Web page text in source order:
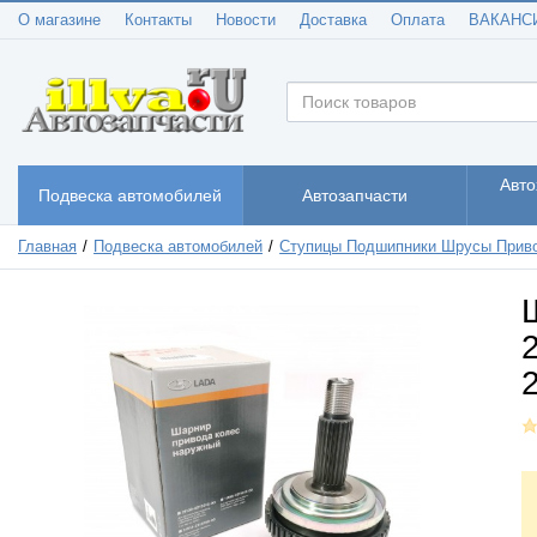
О магазине Контакты Новости Доставка Оплата
Подвеска автомобилей Автозапчасти
Главная Подвеска автомобилей Ступицы Подшипники Шрусы